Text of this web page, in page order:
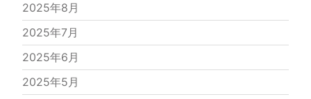
2025年8月
2025年7月
2025年6月
2025年5月